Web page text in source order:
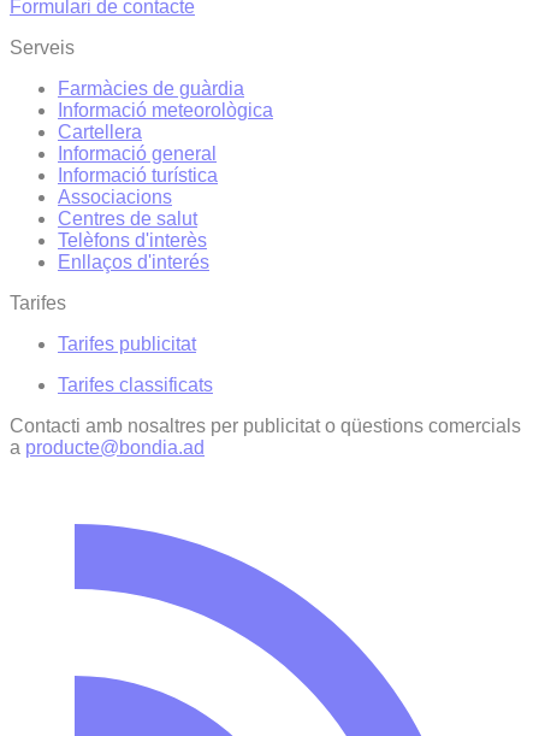
Formulari de contacte
Serveis
Farmàcies de guàrdia
Informació meteorològica
Cartellera
Informació general
Informació turística
Associacions
Centres de salut
Telèfons d'interès
Enllaços d'interés
Tarifes
Tarifes publicitat
Tarifes classificats
Contacti amb nosaltres per publicitat o qüestions comercials
a producte@bondia.ad